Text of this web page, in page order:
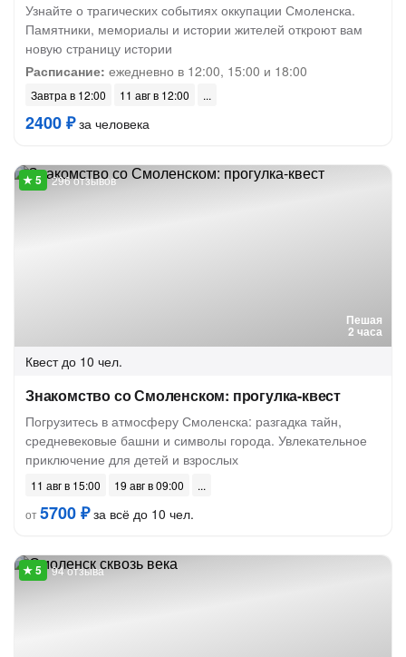
Узнайте о трагических событиях оккупации Смоленска.
Памятники, мемориалы и истории жителей откроют вам
новую страницу истории
Расписание: ежедневно в 12:00, 15:00 и 18:00
Завтра в 12:00 11 авг в 12:00
2400 ₽за человека
Пешая
2 часа
296 отзывов
Квест до 10 чел.
Знакомство со Смоленском: прогулка-квест
Погрузитесь в атмосферу Смоленска: разгадка тайн,
средневековые башни и символы города. Увлекательное
приключение для детей и взрослых
11 авг в 15:00
19 авг в 09:00
от5700 ₽за всё до 10 чел.
94 отзыва